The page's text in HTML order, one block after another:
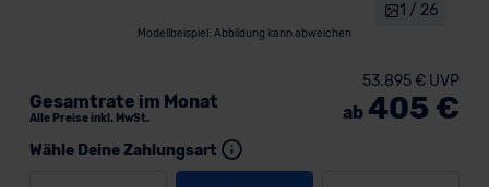
Modellbeispiel: Abbildung kann abweichen
1 / 26
Wähle Deine Zahlungsart
Gesamtrate im Monat
Alle Preise inkl. MwSt.
53.895 € UVP
ab 405 €